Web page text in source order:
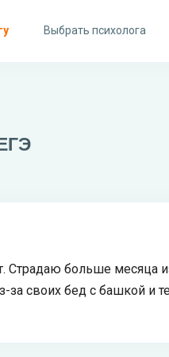
Выбрать психолога
Страдаю больше месяца
своих бед с башкой и